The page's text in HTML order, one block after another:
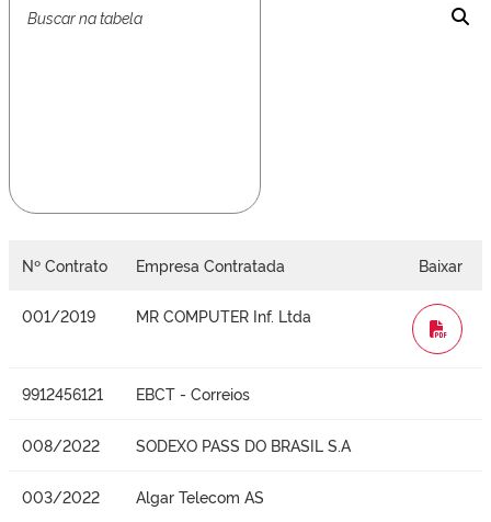
Nº Contrato Empresa Contratada Baixar
001/2019 MR COMPUTER Inf. Ltda
WORD
9912456121 EBCT - Correios
008/2022 SODEXO PASS DO BRASIL S.A
003/2022 Algar Telecom AS